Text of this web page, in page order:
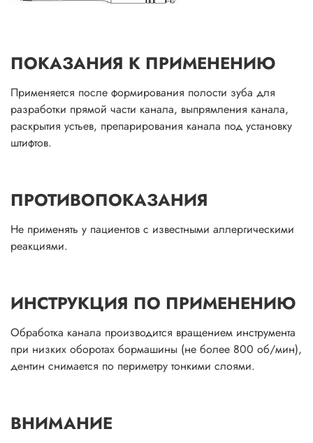
ПОКАЗАНИЯ К ПРИМЕНЕНИЮ
Применяется после формирования полости зуба для
разработки прямой части канала, выпрямления канала,
раскрытия устьев, препарирования канала под установку
штифтов.
ПРОТИВОПОКАЗАНИЯ
Не применять у пациентов с известными аллергическими
реакциями.
ИНСТРУКЦИЯ ПО ПРИМЕНЕНИЮ
Обработка канала производится вращением инструмента
при низких оборотах бормашины (не более 800 об/мин),
дентин снимается по периметру тонкими слоями.
ВНИМАНИЕ